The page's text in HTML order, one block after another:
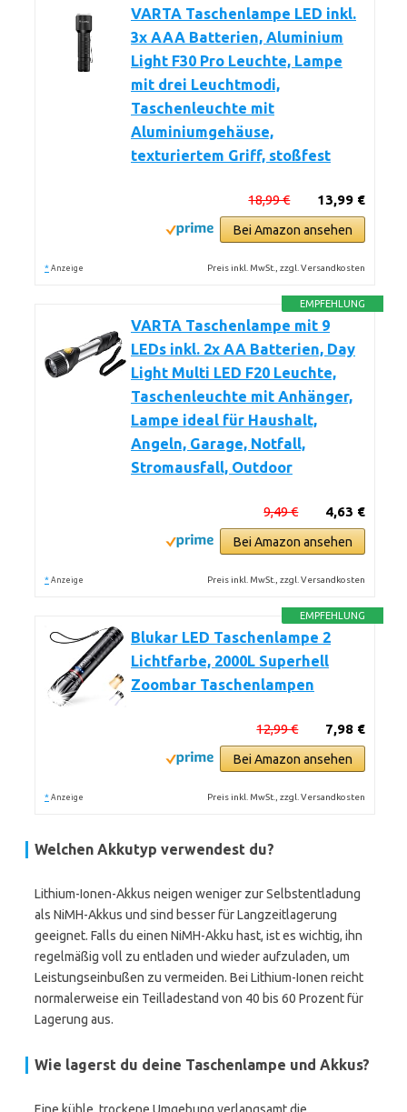
VARTA Taschenlampe LED inkl.
3x AAA Batterien, Aluminium
Light F30 Pro Leuchte, Lampe
mit drei Leuchtmodi,
Taschenleuchte mit
Aluminiumgehäuse,
texturiertem Griff, stoßfest
13,99 €
18,99 €
Bei Amazon ansehen
* Anzeige Preis inkl. MwSt., zzgl. Versandkosten
EMPFEHLUNG
VARTA Taschenlampe mit 9
LEDs inkl. 2x AA Batterien, Day
Light Multi LED F20 Leuchte,
Taschenleuchte mit Anhänger,
Lampe ideal für Haushalt,
Angeln, Garage, Notfall,
Stromausfall, Outdoor
4,63 €
9,49 €
Bei Amazon ansehen
* Anzeige Preis inkl. MwSt., zzgl. Versandkosten
EMPFEHLUNG
Blukar LED Taschenlampe 2
Lichtfarbe, 2000L Superhell
Zoombar Taschenlampen
7,98 €
12,99 €
Bei Amazon ansehen
* Anzeige Preis inkl. MwSt., zzgl. Versandkosten
Welchen Akkutyp verwendest du?
Lithium-Ionen-Akkus neigen weniger zur Selbstentladung
als NiMH-Akkus und sind besser für Langzeitlagerung
geeignet. Falls du einen NiMH-Akku hast, ist es wichtig, ihn
regelmäßig voll zu entladen und wieder aufzuladen, um
Leistungseinbußen zu vermeiden. Bei Lithium-Ionen reicht
normalerweise ein Teilladestand von 40 bis 60 Prozent für
Lagerung aus.
Wie lagerst du deine Taschenlampe und Akkus?